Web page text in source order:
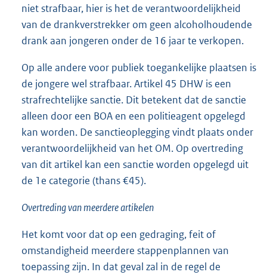
niet strafbaar, hier is het de verantwoordelijkheid
van de drankverstrekker om geen alcoholhoudende
drank aan jongeren onder de 16 jaar te verkopen.
Op alle andere voor publiek toegankelijke plaatsen is
de jongere wel strafbaar. Artikel 45 DHW is een
strafrechtelijke sanctie. Dit betekent dat de sanctie
alleen door een BOA en een politieagent opgelegd
kan worden. De sanctieoplegging vindt plaats onder
verantwoordelijkheid van het OM. Op overtreding
van dit artikel kan een sanctie worden opgelegd uit
de 1e categorie (thans €45).
Overtreding van meerdere artikelen
Het komt voor dat op een gedraging, feit of
omstandigheid meerdere stappenplannen van
toepassing zijn. In dat geval zal in de regel de